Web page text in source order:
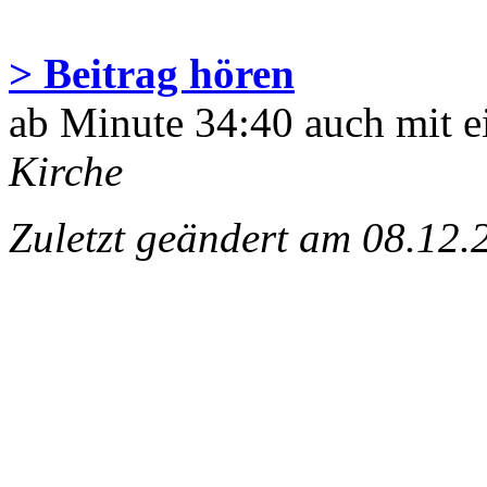
> Beitrag hören
ab Minute 34:40 auch mit
Kirche
Zuletzt geändert am